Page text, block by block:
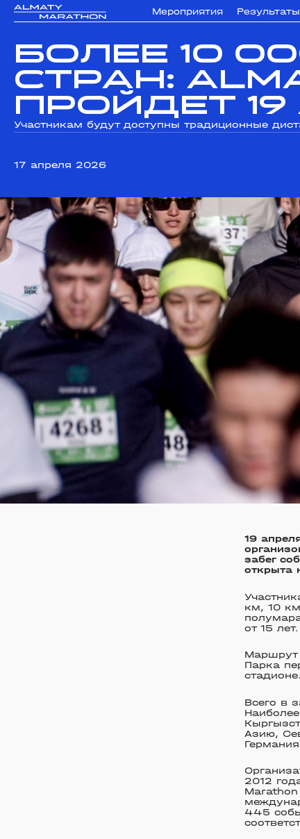
Мероприятия Результаты
Более 10
стран:
пройдет
Участникам будут доступны традиционные
17 апреля 2026
19
забег
открыта
км, 10
от 15 лет.
Маршрут
Парка
стадионе.
Всего в
Азию,
2012
445